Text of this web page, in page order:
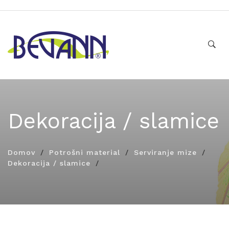
Dekoracija / slamice
Domov Potrošni material
Serviranje mize
Dekoracija / slamice